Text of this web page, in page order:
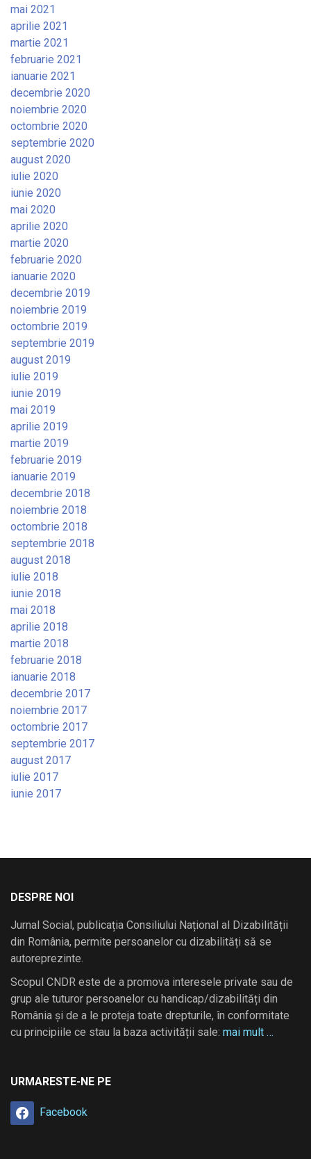
mai 2021
aprilie 2021
martie 2021
februarie 2021
ianuarie 2021
decembrie 2020
noiembrie 2020
octombrie 2020
septembrie 2020
august 2020
iulie 2020
iunie 2020
mai 2020
aprilie 2020
martie 2020
februarie 2020
ianuarie 2020
decembrie 2019
noiembrie 2019
octombrie 2019
septembrie 2019
august 2019
iulie 2019
iunie 2019
mai 2019
aprilie 2019
martie 2019
februarie 2019
ianuarie 2019
decembrie 2018
noiembrie 2018
octombrie 2018
septembrie 2018
august 2018
iulie 2018
iunie 2018
mai 2018
aprilie 2018
martie 2018
februarie 2018
ianuarie 2018
decembrie 2017
noiembrie 2017
octombrie 2017
septembrie 2017
august 2017
iulie 2017
iunie 2017
DESPRE NOI
Jurnal Social, publicația Consiliului Național al Dizabilității
din România, permite persoanelor cu dizabilități să se
autoreprezinte.
Scopul CNDR este de a promova interesele private sau de
grup ale tuturor persoanelor cu handicap/dizabilități din
România și de a le proteja toate drepturile, în conformitate
cu principiile ce stau la baza activității sale: mai mult …
URMARESTE-NE PE
Facebook